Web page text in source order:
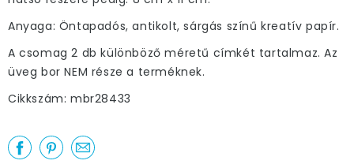
Anyaga: Öntapadós, antikolt, sárgás színű kreatív papír.
A csomag 2 db különböző méretű címkét tartalmaz. Az
üveg bor NEM része a terméknek.
Cikkszám: mbr28433